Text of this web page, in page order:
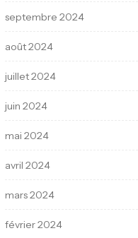
septembre 2024
août 2024
juillet 2024
juin 2024
mai 2024
avril 2024
mars 2024
février 2024